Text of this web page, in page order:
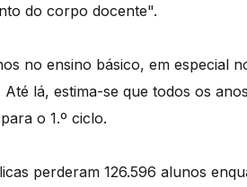
do corpo docente".
no ensino básico, em especial
lá, estima-se que todos os
o 1.º ciclo.
perderam 126.596 alunos